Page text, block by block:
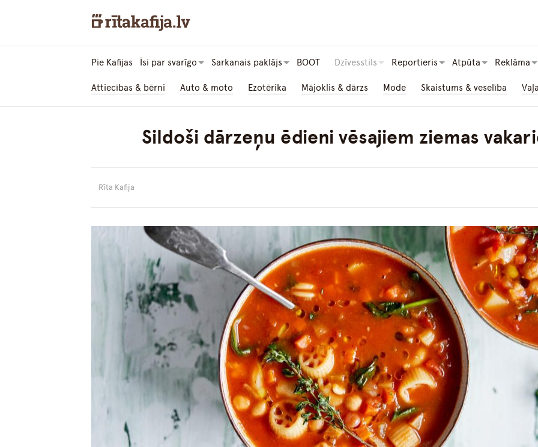
Pie Kafijas Īsi par svarīgo Sarkanais paklājs BOOT Dzīvesstils Reportieris Atpūta Reklāma
Attiecības & bērni Auto & moto Ezotērika Mājoklis & dārzs Mode Skaistums & veselība
Sildoši dārzeņu ēdieni vēsajiem ziemas
Rīta Kafija